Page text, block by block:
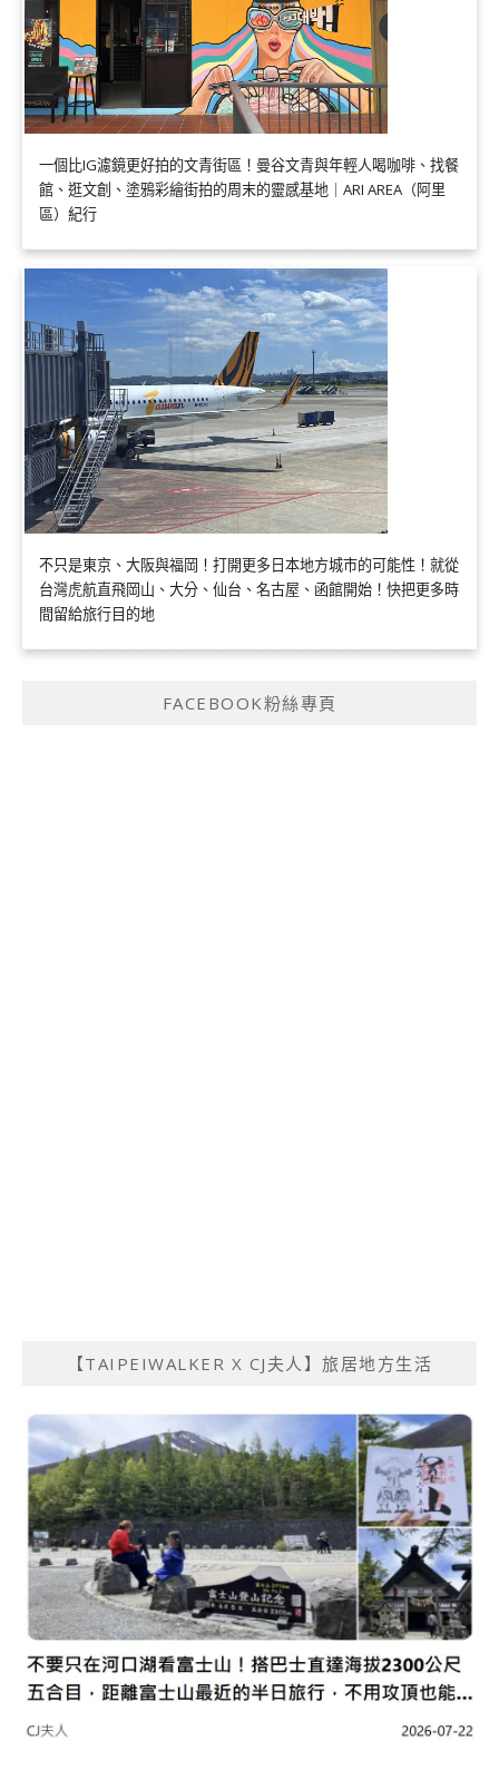
一個比IG濾鏡更好拍的文青街區！曼谷文青與年輕人喝咖啡、找餐
館、逛文創、塗鴉彩繪街拍的周末的靈感基地｜ARI AREA（阿里
區）紀行
不只是東京、大阪與福岡！打開更多日本地方城市的可能性！就從
台灣虎航直飛岡山、大分、仙台、名古屋、函館開始！快把更多時
間留給旅行目的地
FACEBOOK粉絲專頁
【TAIPEIWALKER X CJ夫人】旅居地方生活